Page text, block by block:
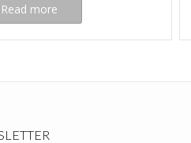
Read more